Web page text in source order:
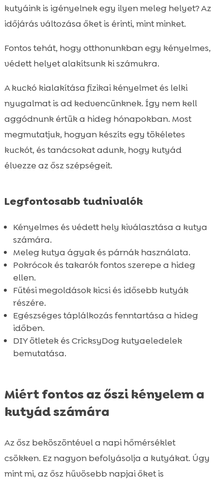
Kutya ágyak és párnák kiválasztása
Pokrócok és takarók szerepe
 Fűtési megoldások kölyök- és idősebb
kutyák számára
 Az egészséges táplálkozás fontossága a
hideg időben
 Bemutatjuk a CricksyDog kutyaeledeleket
 További kényeztető módszerek a kutyád
számára
Az allergiás kutyák különleges igényei

Mit tegyünk, ha a kutyánk nem használja a
Összefoglaló
FAQ
kutyáink is igényelnek egy ilyen meleg helyet? Az
időjárás változása őket is érinti, mint minket.
Fontos tehát, hogy otthonunkban egy kényelmes,
védett helyet alakítsunk ki számukra.
A kuckó kialakítása fizikai kényelmet és lelki
nyugalmat is ad kedvencünknek. Így nem kell
aggódnunk értük a hideg hónapokban. Most
megmutatjuk, hogyan készíts egy tökéletes
kuckót, és tanácsokat adunk, hogy kutyád
élvezze az ősz szépségeit.
Legfontosabb tudnivalók
Kényelmes és védett hely kiválasztása a kutya
számára.
Meleg kutya ágyak és párnák használata.
Pokrócok és takarók fontos szerepe a hideg
ellen.
Fűtési megoldások kicsi és idősebb kutyák
részére.
Egészséges táplálkozás fenntartása a hideg
időben.
DIY ötletek és CricksyDog kutyaeledelek
bemutatása.
Miért fontos az őszi kényelem a
kutyád számára
Az ősz beköszöntével a napi hőmérséklet
csökken. Ez nagyon befolyásolja a kutyákat. Úgy
mint mi, az ősz hűvösebb napjai őket is